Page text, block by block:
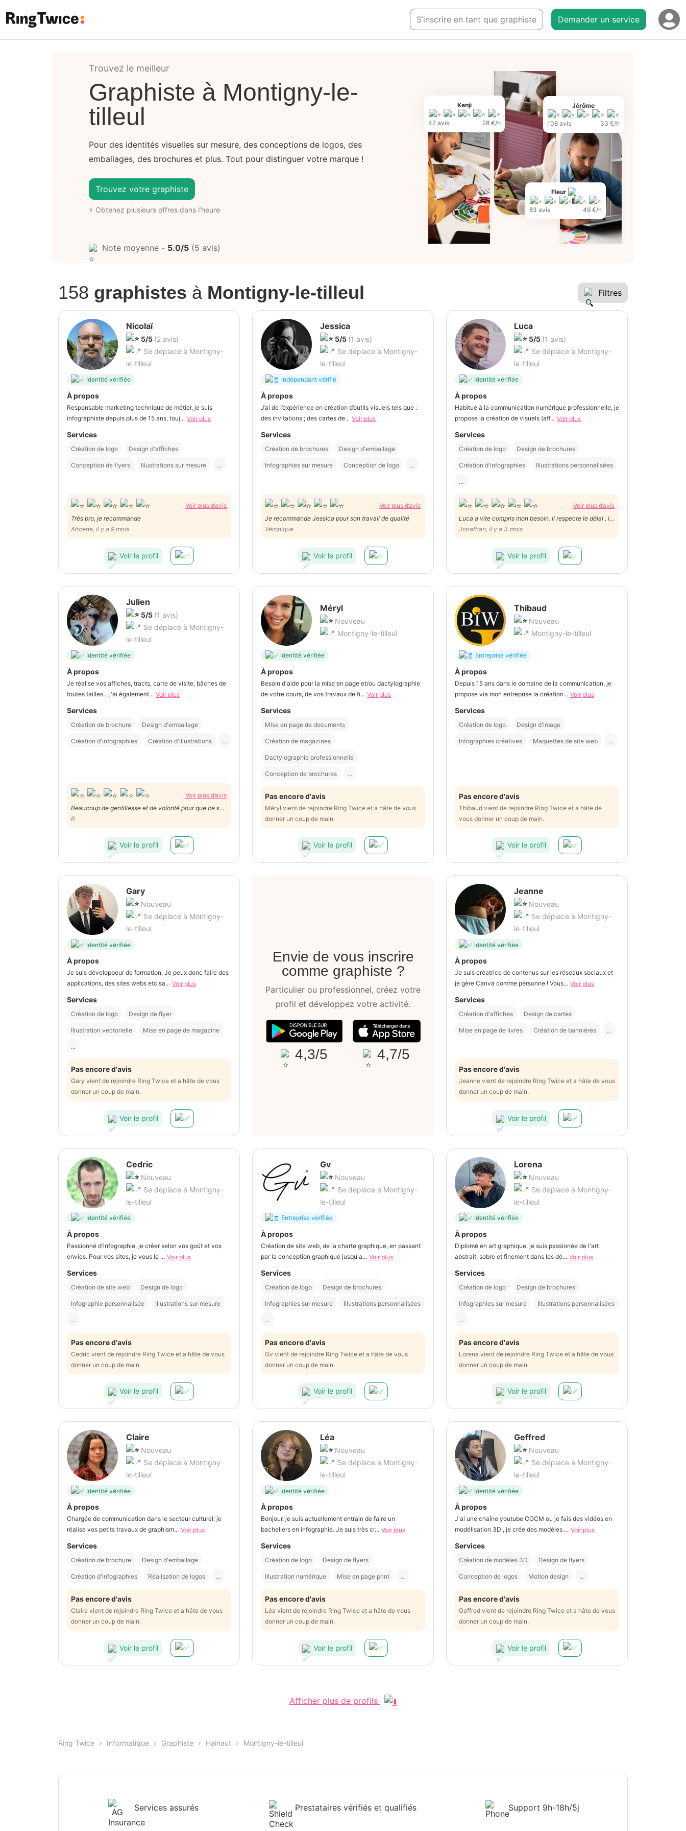
S’inscrire en tant que graphiste Demander un service
Kenji
47 avis 28 €/h
Fleur
83 avis 49 €/h
Jérôme
108 avis 33 €/h
Trouvez le meilleur
Graphiste à Montigny-le-
tilleul
Pour des identités visuelles sur mesure, des conceptions de logos, des
emballages, des brochures et plus. Tout pour distinguer votre marque !
Trouvez votre graphiste
⚡ Obtenez plusieurs offres dans l’heure
Note moyenne - 5.0/5 (5 avis)
158 graphistes à Montigny-le-tilleul Filtres
Nicolaï
5/5 (2 avis)
Se déplace à Montigny-
le-tilleul
Identité vérifiée
À propos
Responsable marketing technique de métier, je suis
infographiste depuis plus de 15 ans, touj... Voir plus
Services
Création de logo Design d'affiches
Conception de flyers Illustrations sur mesure ...
Voir plus d’avis
Très pro, je recommande
Ahcene, il y a 9 mois
Voir le profil
Jessica
5/5 (1 avis)
Se déplace à Montigny-
le-tilleul
Indépendant vérifié
À propos
J’ai de l’expérience en création d’outils visuels tels que :
des invitations ; des cartes de... Voir plus
Services
Création de brochures Design d'emballage
Infographies sur mesure Conception de logo ...
Voir plus d’avis
Je recommande Jessica pour son travail de qualité
Véronique
Voir le profil
Luca
5/5 (1 avis)
Se déplace à Montigny-
le-tilleul
Identité vérifiée
À propos
Habitué à la communication numérique professionnelle, je
propose la création de visuels (aff... Voir plus
Services
Création de logo Design de brochures
Création d'infographies Illustrations personnalisées
...
Voir plus d’avis
Luca a vite compris mon besoin. il respecte le délai , il
travaille excessivement bien. Il est structuré et archi-
pro .Bref, je recommande vivement Luca qui en plus de
tout est extrêmement sympathique.
Jonathan, il y a 3 mois
Voir le profil
Julien
5/5 (1 avis)
Se déplace à Montigny-
le-tilleul
Identité vérifiée
À propos
Je réalise vos affiches, tracts, carte de visite, bâches de
toutes tailles... j'ai également... Voir plus
Services
Création de brochure Design d'emballage
Création d'infographies Création d'illustrations ...
Voir plus d’avis
Beaucoup de gentillesse et de volonté pour que ce soit
parfait!
R
Voir le profil
Méryl
Nouveau
Montigny-le-tilleul
Identité vérifiée
À propos
Besoin d'aide pour la mise en page et/ou dactylographie
de votre cours, de vos travaux de fi... Voir plus
Services
Mise en page de documents
Création de magazines
Dactylographie professionnelle
Conception de brochures ...
Pas encore d'avis
Méryl vient de rejoindre Ring Twice et a hâte de vous
donner un coup de main.
Voir le profil
Thibaud
Nouveau
Montigny-le-tilleul
Entreprise vérifiée
À propos
Depuis 15 ans dans le domaine de la communication, je
propose via mon entreprise la création... Voir plus
Services
Création de logo Design d'image
Infographies créatives Maquettes de site web ...
Pas encore d'avis
Thibaud vient de rejoindre Ring Twice et a hâte de
vous donner un coup de main.
Voir le profil
Gary
Nouveau
Se déplace à Montigny-
le-tilleul
Identité vérifiée
À propos
Je suis développeur de formation. Je peux donc faire des
applications, des sites webs etc sa... Voir plus
Services
Création de logo Design de flyer
Illustration vectorielle Mise en page de magazine
...
Pas encore d'avis
Gary vient de rejoindre Ring Twice et a hâte de vous
donner un coup de main.
Voir le profil
Envie de vous inscrire
comme graphiste ?
Particulier ou professionnel, créez votre
profil et développez votre activité.
4,3/5 4,7/5
Jeanne
Nouveau
Se déplace à Montigny-
le-tilleul
Identité vérifiée
À propos
Je suis créatrice de contenus sur les réseaux sociaux et
je gère Canva comme personne ! Vous... Voir plus
Services
Création d'affiches Design de cartes
Mise en page de livres Création de bannières ...
Pas encore d'avis
Jeanne vient de rejoindre Ring Twice et a hâte de vous
donner un coup de main.
Voir le profil
Cedric
Nouveau
Se déplace à Montigny-
le-tilleul
Identité vérifiée
À propos
Passionné d'infographie, je créer selon vos goût et vos
envies. Pour vos sites, je vous le ... Voir plus
Services
Création de site web Design de logo
Infographie personnalisée Illustrations sur mesure
...
Pas encore d'avis
Cedric vient de rejoindre Ring Twice et a hâte de vous
donner un coup de main.
Voir le profil
Gv
Nouveau
Se déplace à Montigny-
le-tilleul
Entreprise vérifiée
À propos
Création de site web, de la charte graphique, en passant
par la conception graphique jusqu'a... Voir plus
Services
Création de logo Design de brochures
Infographies sur mesure Illustrations personnalisées
...
Pas encore d'avis
Gv vient de rejoindre Ring Twice et a hâte de vous
donner un coup de main.
Voir le profil
Lorena
Nouveau
Se déplace à Montigny-
le-tilleul
Identité vérifiée
À propos
Diplomé en art graphique, je suis passionée de l'art
abstrait, sobre et finement dans les dé... Voir plus
Services
Création de logo Design de brochures
Infographies sur mesure Illustrations personnalisées
...
Pas encore d'avis
Lorena vient de rejoindre Ring Twice et a hâte de vous
donner un coup de main.
Voir le profil
Claire
Nouveau
Se déplace à Montigny-
le-tilleul
Identité vérifiée
À propos
Chargée de communication dans le secteur culturel, je
réalise vos petits travaux de graphism... Voir plus
Services
Création de brochure Design d'emballage
Création d'infographies Réalisation de logos ...
Pas encore d'avis
Claire vient de rejoindre Ring Twice et a hâte de vous
donner un coup de main.
Voir le profil
Léa
Nouveau
Se déplace à Montigny-
le-tilleul
Identité vérifiée
À propos
Bonjour, je suis actuellement entrain de faire un
bacheliers en infographie. Je suis très cr... Voir plus
Services
Création de logo Design de flyers
Illustration numérique Mise en page print ...
Pas encore d'avis
Léa vient de rejoindre Ring Twice et a hâte de vous
donner un coup de main.
Voir le profil
Geffred
Nouveau
Se déplace à Montigny-
le-tilleul
Identité vérifiée
À propos
J'ai une chaîne youtube CGCM ou je fais des vidéos en
modélisation 3D , je crée des modèles ... Voir plus
Services
Création de modèles 3D Design de flyers
Conception de logos Motion design ...
Pas encore d'avis
Geffred vient de rejoindre Ring Twice et a hâte de vous
donner un coup de main.
Voir le profil
Afficher plus de profils
Ring Twice Informatique Graphiste Hainaut Montigny-le-tilleul
Services assurés Prestataires vérifiés et qualifiés Support 9h-18h/5j